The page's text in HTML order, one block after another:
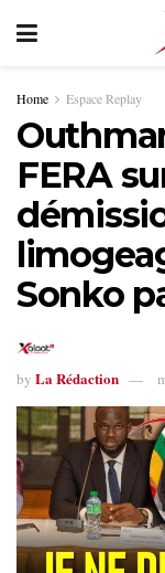
Home Espace Replay
FERA
Sonko
by La Rédaction